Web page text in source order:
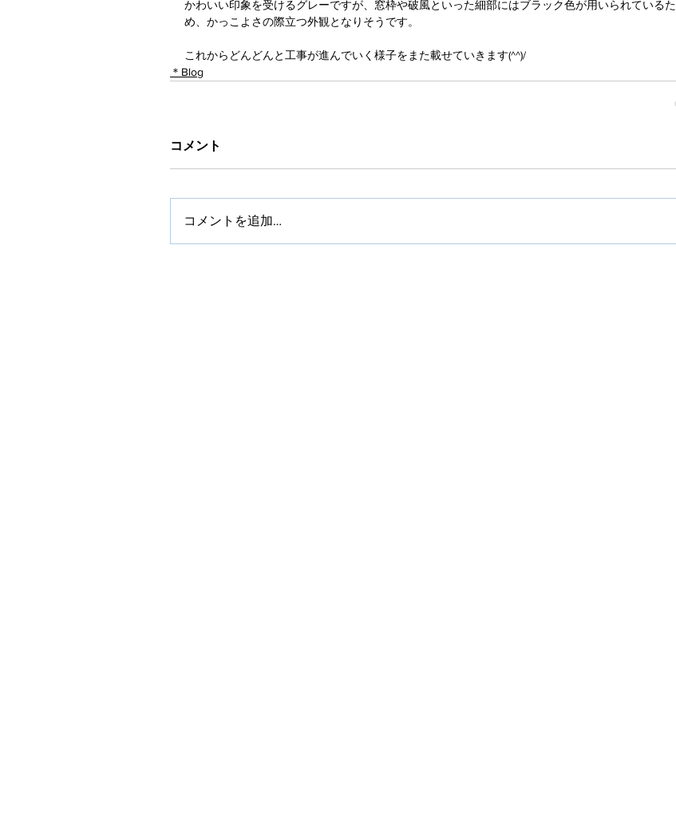
かわいい印象を受けるグレーですが、窓枠や破風といった細部にはブラック色が用いられているた
め、かっこよさの際立つ外観となりそうです。
これからどんどんと工事が進んでいく様子をまた載せていきます(^^)/
＊Blog
コメント
コメントを追加…